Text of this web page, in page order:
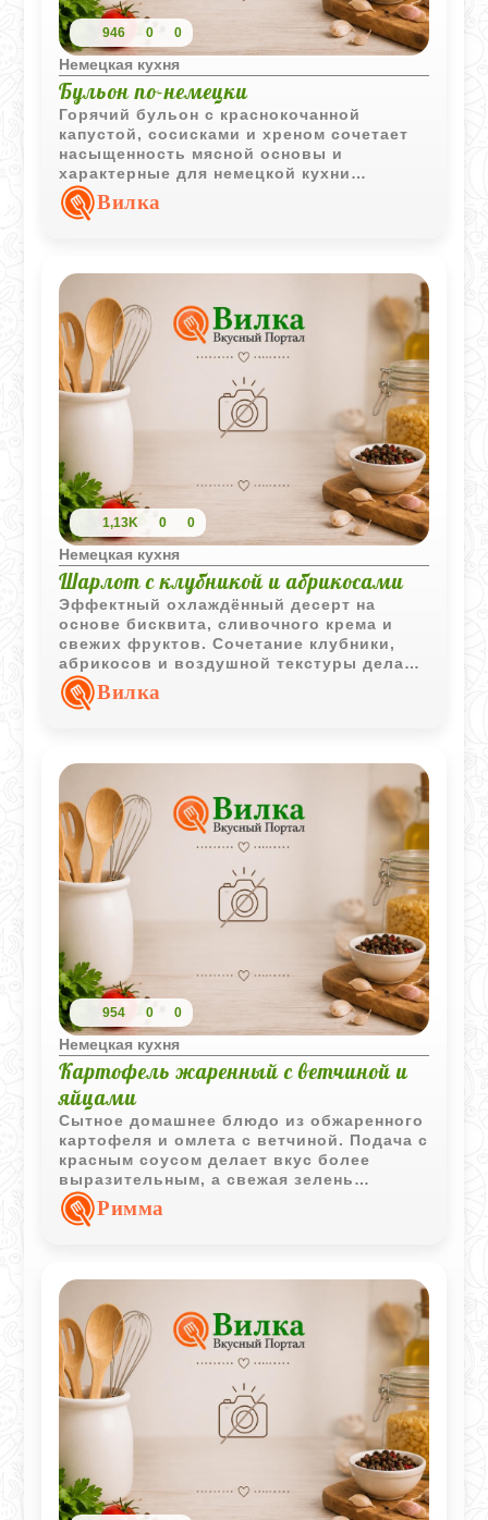
946 0 0
Немецкая кухня
Бульон по-немецки
Горячий бульон с краснокочанной
капустой, сосисками и хреном сочетает
насыщенность мясной основы и
характерные для немецкой кухни
вкусовые акценты. Простое блюдо
хорошо подходит для прохладной
Вилка
1,13K 0 0
Немецкая кухня
Шарлот с клубникой и абрикосами
Эффектный охлаждённый десерт на
основе бисквита, сливочного крема и
свежих фруктов. Сочетание клубники,
абрикосов и воздушной текстуры делает
его отличным вариантом для
праздничной подачи.
Вилка
954 0 0
Немецкая кухня
Картофель жаренный с ветчиной и
яйцами
Сытное домашнее блюдо из обжаренного
картофеля и омлета с ветчиной. Подача с
красным соусом делает вкус более
выразительным, а свежая зелень
добавляет приятный аромат.
Римма